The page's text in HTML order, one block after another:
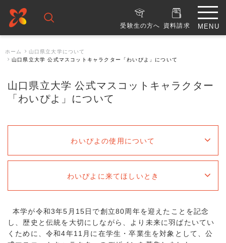
受験生の方へ 資料請求
ホーム
山口県立大学について
山口県立大学 公式マスコットキャラクター「わいぴよ」について
山口県立大学 公式マスコットキャラクター
「わいぴよ」について
わいぴよの使用について
わいぴよに来てほしいとき
本学が令和3年5月15日で創立80周年を迎えたことを記念
し、歴史と伝統を大切にしながら、より未来に羽ばたいてい
くために、令和4年11月に在学生・卒業生を対象として、公